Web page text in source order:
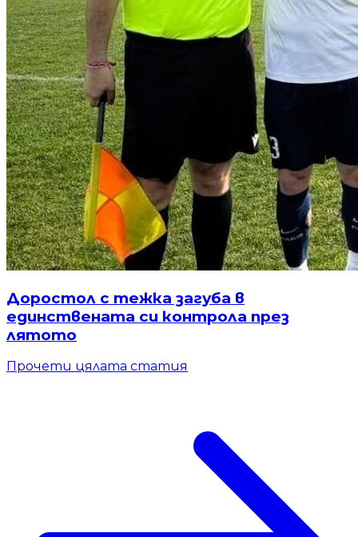
Доростол с тежка загуба в
единствената си контрола през
лятото
Прочети цялата статия